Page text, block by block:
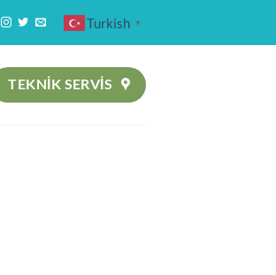
Turkish ▼
TEKNIK SERVİS